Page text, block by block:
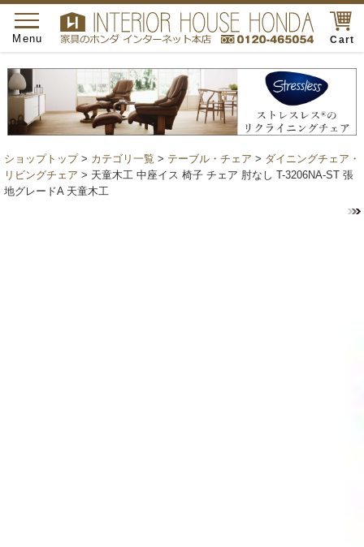
Cart
toggle
navigation
Menu
ショップトップ> カテゴリ一覧 > テーブル・チェア > ダイニングチェア・
リビングチェア > 天童木工 中座イス 椅子 チェア 肘なし T-3206NA-ST 張
地グレードA 天童木工